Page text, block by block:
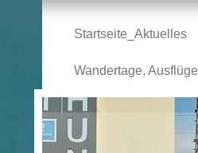
Startseite_Aktuelles
Wandertage, Ausflüge